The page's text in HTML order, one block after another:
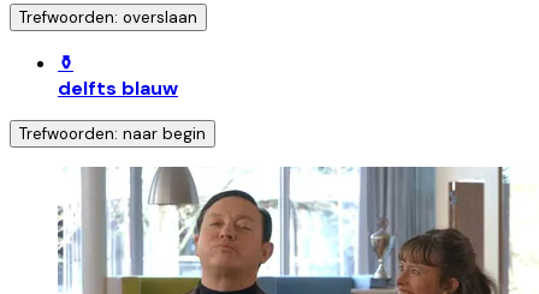
Trefwoorden: overslaan
⚱️
delfts blauw
Trefwoorden: naar begin